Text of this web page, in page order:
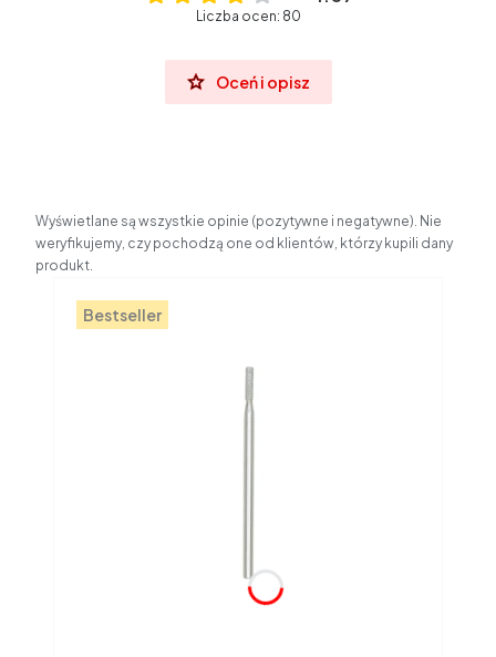
Liczba ocen: 80
Oceń i opisz
Wyświetlane są wszystkie opinie (pozytywne i negatywne). Nie
weryfikujemy, czy pochodzą one od klientów, którzy kupili dany
produkt.
Bestseller